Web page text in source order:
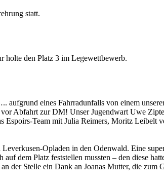
statt.
holte den Platz 3 im Legewettbewerb.
eines Fahrradunfalls von einem
Abfahrt zur DM! Unser Jugendwart Uwe
Espoirs-Team mit Julia Reimers, Moritz Leibelt
Opladen in den Odenwald. Eine
dem Platz feststellen mussten – den diese
der Stelle ein Dank an Joanas Mutter, die zum